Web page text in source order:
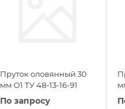
Пруток оловянный 30
мм О1 ТУ 48-13-16-91
По запросу